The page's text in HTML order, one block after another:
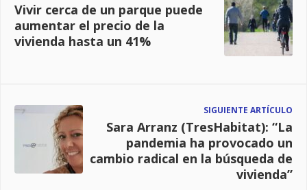
Vivir cerca de un parque puede
aumentar el precio de la
vivienda hasta un 41%
SIGUIENTE ARTÍCULO
Sara Arranz (TresHabitat): “La
pandemia ha provocado un
cambio radical en la búsqueda de
vivienda”